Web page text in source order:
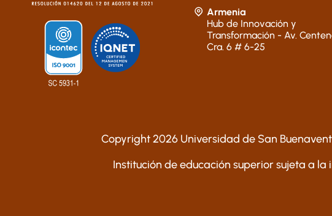
Armenia
Hub de Innovación y
Transformación - Av.
Cra. 6 # 6-25
Copyright 2026 Universidad de San
Institución de educación superior sujeta a